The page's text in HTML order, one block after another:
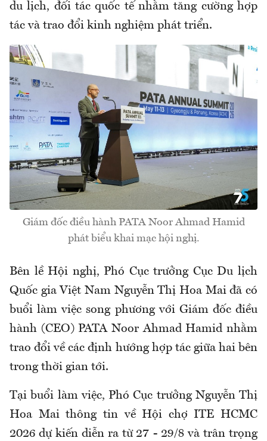
du lịch, đối tác quốc tế nhằm tăng cường hợp
tác và trao đổi kinh nghiệm phát triển.
Giám đốc điều hành PATA Noor Ahmad Hamid
phát biểu khai mạc hội nghị.
Bên lề Hội nghị, Phó Cục trưởng Cục Du lịch
Quốc gia Việt Nam Nguyễn Thị Hoa Mai đã có
buổi làm việc song phương với Giám đốc điều
hành (CEO) PATA Noor Ahmad Hamid nhằm
trao đổi về các định hướng hợp tác giữa hai bên
trong thời gian tới.
Tại buổi làm việc, Phó Cục trưởng Nguyễn Thị
Hoa Mai thông tin về Hội chợ ITE HCMC
2026 dự kiến diễn ra từ 27 - 29/8 và trân trọng